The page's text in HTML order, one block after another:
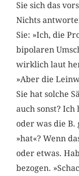
Sie sich das
Nichts
Sie: »Ich, die
bipolaren
wirklich laut
»Aber die
Sie hat solche
auch sonst?
oder was die B.
»hat«? Wenn
oder etwas.
bezogen.